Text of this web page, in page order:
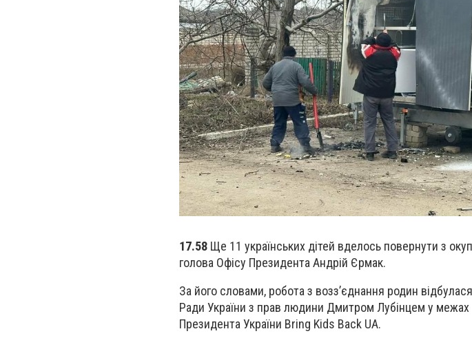
17.58 Ще 11 українських дітей вделось повернути з
голова Офісу Президента Андрій Єрмак.
За його словами, робота з возз’єднання родин
Ради України з прав людини Дмитром Лубінцем у межах
Президента України Bring Kids Back UA.